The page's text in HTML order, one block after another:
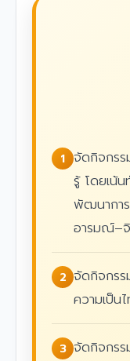
1 จัดกิจกรร
รู้ โดยเน้น
พัฒนากา
อารมณ์–
2 จัดกิจกรร
ความเป็น
3 จัดกิจกรร